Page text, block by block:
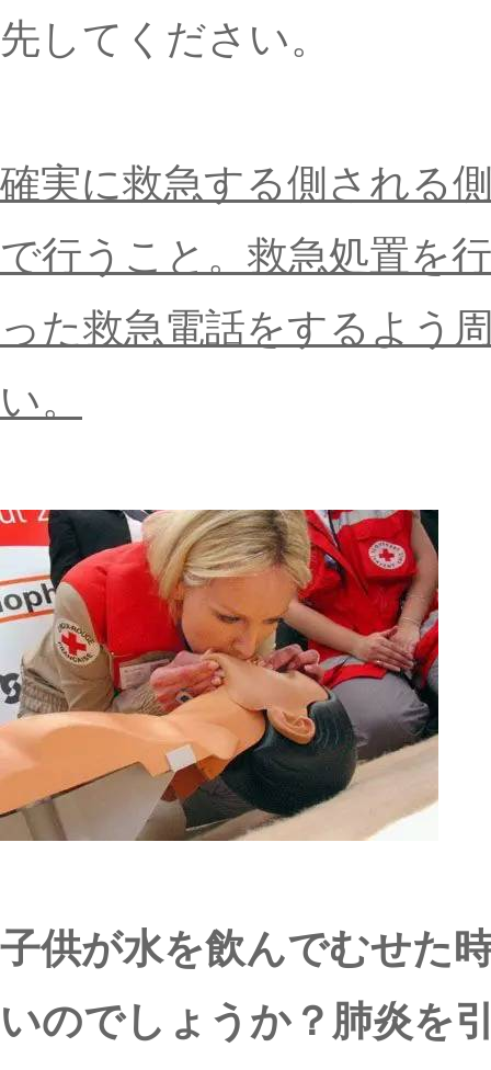
先してください。
確実に救急する側される
で行うこと。救急処置を
った救急電話をするよう
い。
子供が水を飲んでむせた
いのでしょうか？肺炎を